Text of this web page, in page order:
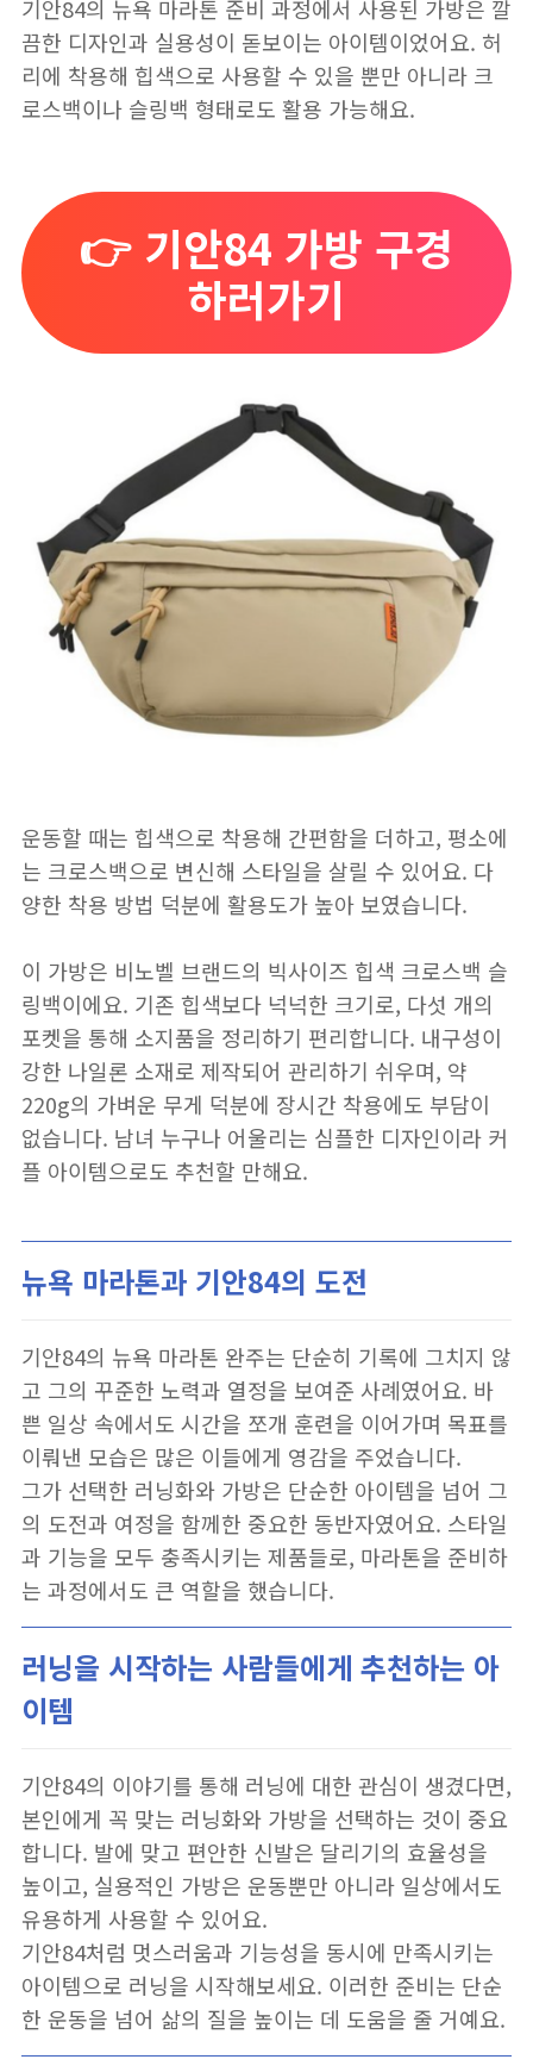
기안84의 뉴욕 마라톤 준비 과정에서 사용된 가방은 깔
끔한 디자인과 실용성이 돋보이는 아이템이었어요. 허
리에 착용해 힙색으로 사용할 수 있을 뿐만 아니라 크
로스백이나 슬링백 형태로도 활용 가능해요.
👉 기안84 가방 구경
하러가기
운동할 때는 힙색으로 착용해 간편함을 더하고, 평소에
는 크로스백으로 변신해 스타일을 살릴 수 있어요. 다
양한 착용 방법 덕분에 활용도가 높아 보였습니다.
이 가방은 비노벨 브랜드의 빅사이즈 힙색 크로스백 슬
링백이에요. 기존 힙색보다 넉넉한 크기로, 다섯 개의
포켓을 통해 소지품을 정리하기 편리합니다. 내구성이
강한 나일론 소재로 제작되어 관리하기 쉬우며, 약
220g의 가벼운 무게 덕분에 장시간 착용에도 부담이
없습니다. 남녀 누구나 어울리는 심플한 디자인이라 커
플 아이템으로도 추천할 만해요.
뉴욕 마라톤과 기안84의 도전
기안84의 뉴욕 마라톤 완주는 단순히 기록에 그치지 않
고 그의 꾸준한 노력과 열정을 보여준 사례였어요. 바
쁜 일상 속에서도 시간을 쪼개 훈련을 이어가며 목표를
이뤄낸 모습은 많은 이들에게 영감을 주었습니다.
그가 선택한 러닝화와 가방은 단순한 아이템을 넘어 그
의 도전과 여정을 함께한 중요한 동반자였어요. 스타일
과 기능을 모두 충족시키는 제품들로, 마라톤을 준비하
는 과정에서도 큰 역할을 했습니다.
러닝을 시작하는 사람들에게 추천하는 아
이템
기안84의 이야기를 통해 러닝에 대한 관심이 생겼다면,
본인에게 꼭 맞는 러닝화와 가방을 선택하는 것이 중요
합니다. 발에 맞고 편안한 신발은 달리기의 효율성을
높이고, 실용적인 가방은 운동뿐만 아니라 일상에서도
유용하게 사용할 수 있어요.
기안84처럼 멋스러움과 기능성을 동시에 만족시키는
아이템으로 러닝을 시작해보세요. 이러한 준비는 단순
한 운동을 넘어 삶의 질을 높이는 데 도움을 줄 거예요.